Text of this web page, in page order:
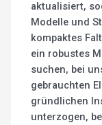
aktualisiert,
Modelle und
kompaktes
ein robustes
suchen, bei
gebrauchten
gründlichen
unterzogen,